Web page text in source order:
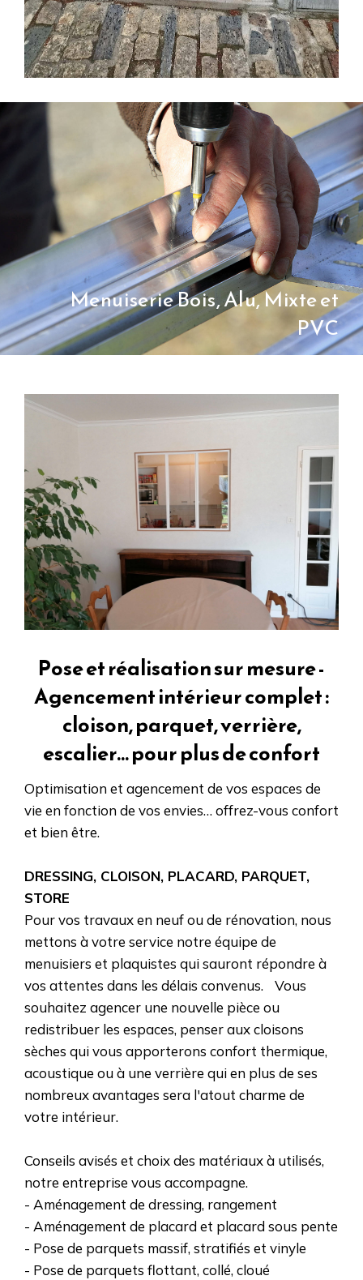
Menuiserie Bois, Alu, Mixte et
PVC
Pose et réalisation sur mesure -
Agencement intérieur complet :
cloison, parquet, verrière,
escalier... pour plus de confort
Optimisation et agencement de vos espaces de
vie en fonction de vos envies… offrez-vous confort
et bien être.
DRESSING, CLOISON, PLACARD, PARQUET,
STORE
Pour vos travaux en neuf ou de rénovation, nous
mettons à votre service notre équipe de
menuisiers et plaquistes qui sauront répondre à
vos attentes dans les délais convenus. Vous
souhaitez agencer une nouvelle pièce ou
redistribuer les espaces, penser aux cloisons
sèches qui vous apporterons confort thermique,
acoustique ou à une verrière qui en plus de ses
nombreux avantages sera l'atout charme de
votre intérieur.
Conseils avisés et choix des matériaux à utilisés,
notre entreprise vous accompagne.
- Aménagement de dressing, rangement
- Aménagement de placard et placard sous pente
- Pose de parquets massif, stratifiés et vinyle
- Pose de parquets flottant, collé, cloué